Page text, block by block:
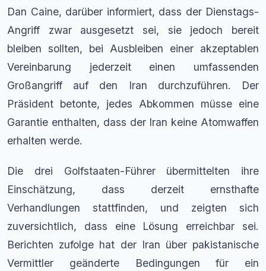
Dan Caine, darüber informiert, dass der Dienstags-
Angriff zwar ausgesetzt sei, sie jedoch bereit
bleiben sollten, bei Ausbleiben einer akzeptablen
Vereinbarung jederzeit einen umfassenden
Großangriff auf den Iran durchzuführen. Der
Präsident betonte, jedes Abkommen müsse eine
Garantie enthalten, dass der Iran keine Atomwaffen
erhalten werde.
Die drei Golfstaaten-Führer übermittelten ihre
Einschätzung, dass derzeit ernsthafte
Verhandlungen stattfinden, und zeigten sich
zuversichtlich, dass eine Lösung erreichbar sei.
Berichten zufolge hat der Iran über pakistanische
Vermittler geänderte Bedingungen für ein